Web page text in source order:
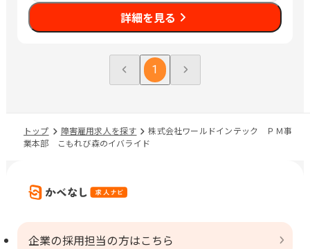
詳細を見る
1
トップ 障害雇用求人を探す
株式会社ワールドインテック ＰＭ事
業本部 こもれび森のイバライド
企業の採用担当の方はこちら